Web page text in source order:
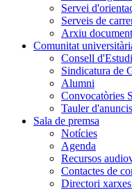
Servei
Serveis de
Arxiu
Comunitat
Consell
Sindicatura de
Alumni
Convocatòries
Tauler d'anuncis
Sala de premsa
Notícies
Agenda
Recursos
Contactes de
Directori